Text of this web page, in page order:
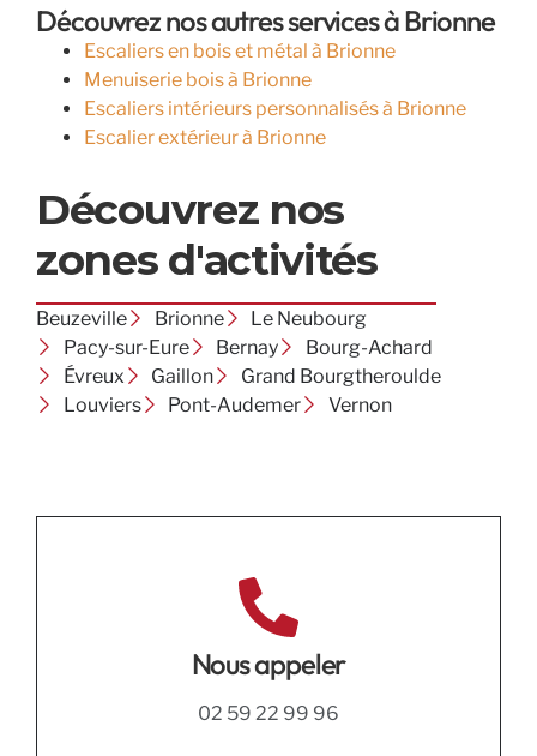
Découvrez nos autres services à Brionne
Escaliers en bois et métal à Brionne
Menuiserie bois à Brionne
Escaliers intérieurs personnalisés à Brionne
Escalier extérieur à Brionne
Découvrez nos
zones d'activités
Beuzeville Brionne
Le Neubourg
Pacy-sur-Eure
Bernay
Bourg-Achard
Évreux
Gaillon
Grand Bourgtheroulde
Louviers
Pont-Audemer Vernon
Nous appeler
02 59 22 99 96